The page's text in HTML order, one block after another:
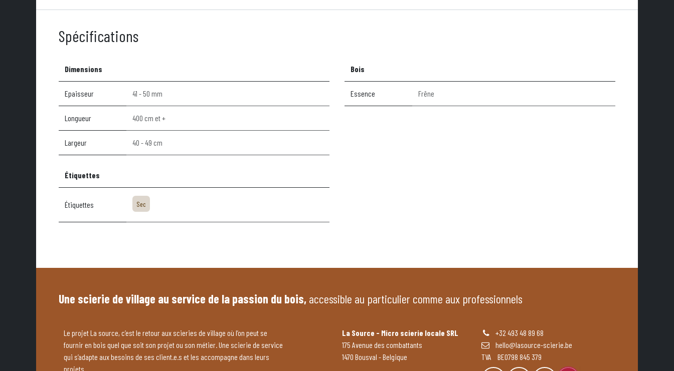
Spécifications
Dimensions
Epaisseur 41 - 50 mm
Longueur 400 cm et +
Largeur 40 - 49 cm
Bois
Essence Frêne
Étiquettes
Étiquettes Sec
Une scierie de village au service de la passion du bois, accessible au particulier comme aux professionnels
Le projet La source, c’est le retour aux scieries de village où l’on peut se
fournir en bois quel que soit son projet ou son métier. Une scierie de service
qui s’adapte aux besoins de ses client.e.s et les accompagne dans leurs
projets.
La Source - Micro scierie locale SRL
175 Avenue des combattants
1470 Bousval - Belgique
+32 493 48 89 68
hello@lasource-scierie.be
TVA BE0798 845 379